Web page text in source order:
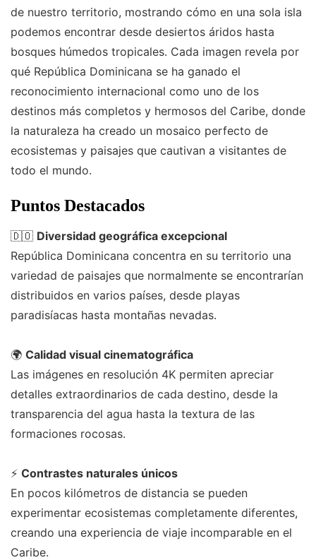
de nuestro territorio, mostrando cómo en una sola isla
podemos encontrar desde desiertos áridos hasta
bosques húmedos tropicales. Cada imagen revela por
qué República Dominicana se ha ganado el
reconocimiento internacional como uno de los
destinos más completos y hermosos del Caribe, donde
la naturaleza ha creado un mosaico perfecto de
ecosistemas y paisajes que cautivan a visitantes de
todo el mundo.
Puntos Destacados
🇩🇴 Diversidad geográfica excepcional
República Dominicana concentra en su territorio una
variedad de paisajes que normalmente se encontrarían
distribuidos en varios países, desde playas
paradisíacas hasta montañas nevadas.
🌍 Calidad visual cinematográfica
Las imágenes en resolución 4K permiten apreciar
detalles extraordinarios de cada destino, desde la
transparencia del agua hasta la textura de las
formaciones rocosas.
⚡ Contrastes naturales únicos
En pocos kilómetros de distancia se pueden
experimentar ecosistemas completamente diferentes,
creando una experiencia de viaje incomparable en el
Caribe.